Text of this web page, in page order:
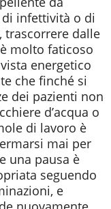
infettività o di
trascorrere dalle
molto faticoso
energetico
che finché si
dei pazienti non
d’acqua o
di lavoro è
mai per
una pausa è
seguendo
e